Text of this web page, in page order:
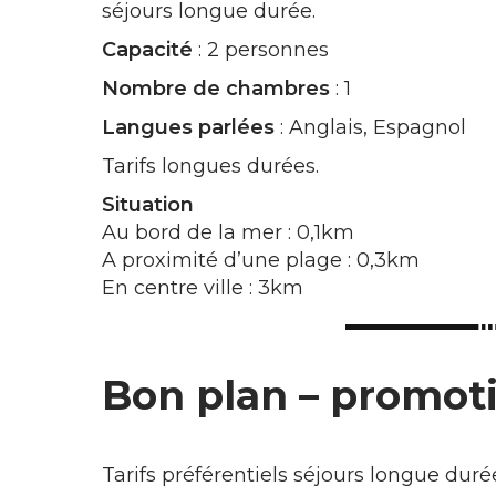
séjours longue durée.
Capacité : 2 personnes
Nombre de chambres : 1
Langues parlées : Anglais, Espagnol
Tarifs longues durées.
Situation
Au bord de la mer : 0,1km
A proximité d’une plage : 0,3km
En centre ville : 3km
Bon plan –
Tarifs préférentiels séjours longue